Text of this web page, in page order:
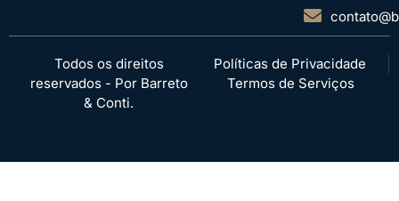
Todos os direitos
reservados - Por Barreto
& Conti.
Políticas de Privacidade
Termos de Serviços